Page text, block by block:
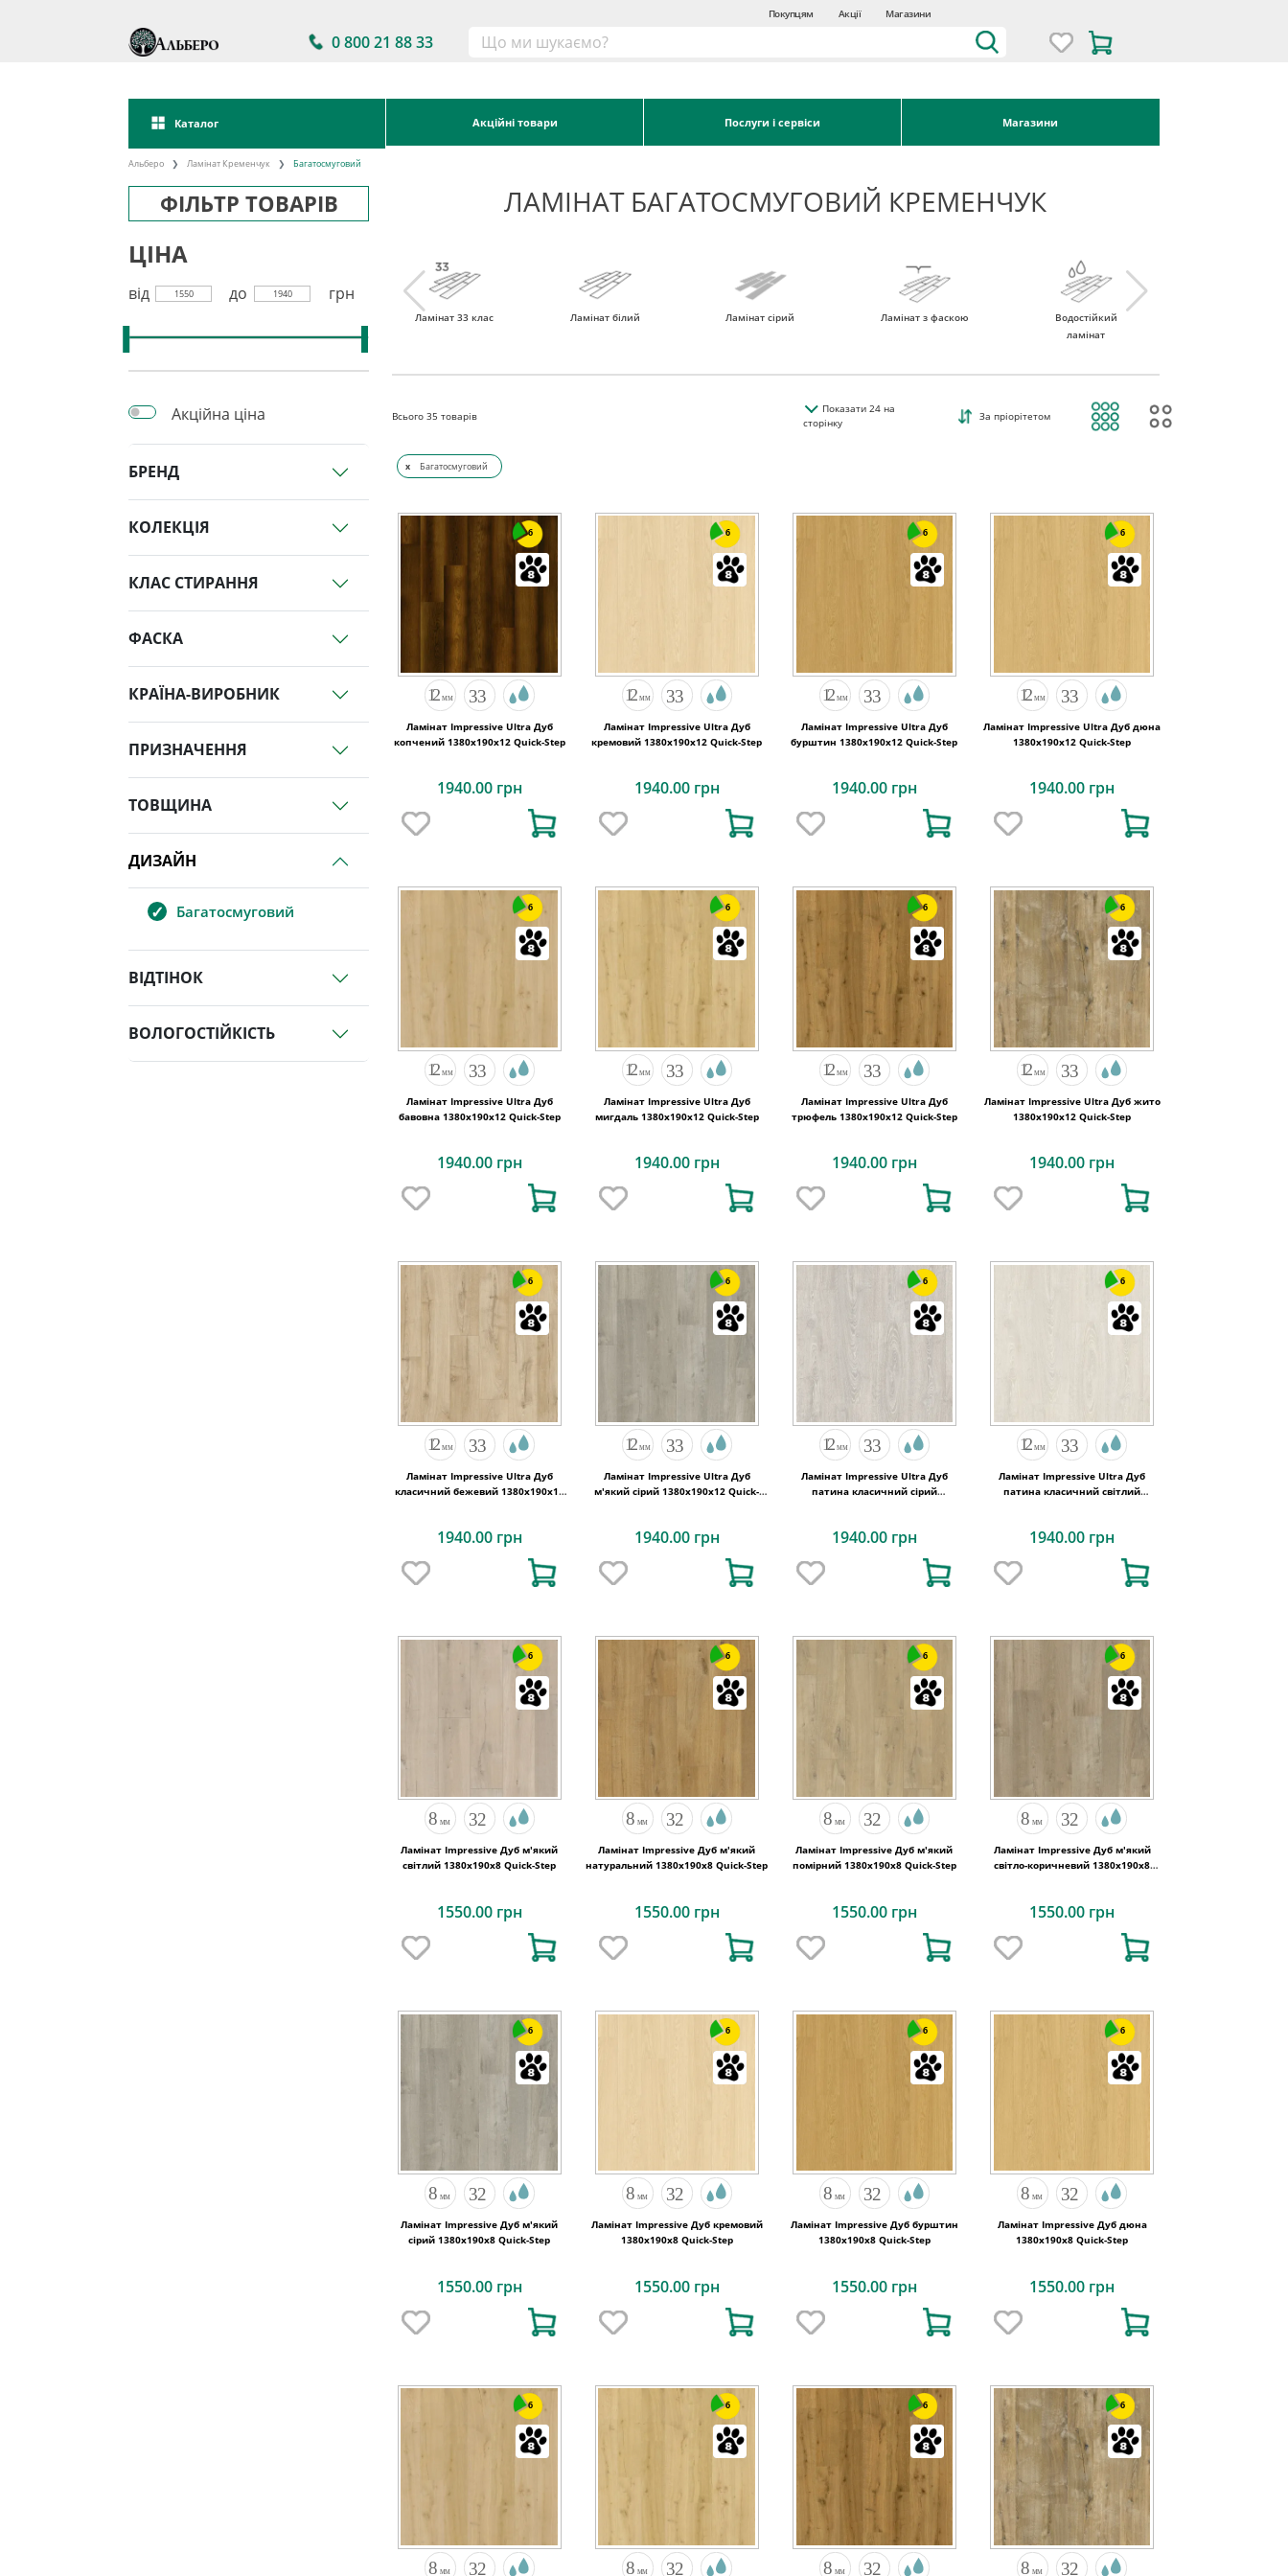
Покупцям Акції Магазини
0 800 21 88 33
Каталог Акційні товари Послуги і сервіси Магазини
Альберо Ламінат Кременчук Багатосмуговий
ФІЛЬТР ТОВАРІВ ЛАМІНАТ БАГАТОСМУГОВИЙ КРЕМЕНЧУК
ЦІНА
від 1550 до 1940 грн
Акційна ціна
БРЕНД
КОЛЕКЦІЯ
КЛАС СТИРАННЯ
ФАСКА
КРАЇНА-ВИРОБНИК
ПРИЗНАЧЕННЯ
ТОВЩИНА
ДИЗАЙН
Багатосмуговий
ВІДТІНОК
ВОЛОГОСТІЙКІСТЬ
Ламінат 33 клас Ламінат білий Ламінат сірий Ламінат з фаскою
Водостійкий
ламінат
Всього35 товарів
Показати24на
сторінку
За пріорітетом
x Багатосмуговий
6
Ламінат Impressive Ultra Дуб
копчений 1380х190x12 Quick-Step
1940.00 грн
6
Ламінат Impressive Ultra Дуб
кремовий 1380х190x12 Quick-Step
1940.00 грн
6
Ламінат Impressive Ultra Дуб
бурштин 1380х190x12 Quick-Step
1940.00 грн
6
Ламінат Impressive Ultra Дуб дюна
1380х190x12 Quick-Step
1940.00 грн
6
Ламінат Impressive Ultra Дуб
бавовна 1380х190x12 Quick-Step
1940.00 грн
6
Ламінат Impressive Ultra Дуб
мигдаль 1380х190x12 Quick-Step
1940.00 грн
6
Ламінат Impressive Ultra Дуб
трюфель 1380х190x12 Quick-Step
1940.00 грн
6
Ламінат Impressive Ultra Дуб жито
1380х190x12 Quick-Step
1940.00 грн
6
Ламінат Impressive Ultra Дуб
класичний бежевий 1380х190x12
1940.00 грн
6
Ламінат Impressive Ultra Дуб
м'який сірий 1380х190x12 Quick-
1940.00 грн
6
Ламінат Impressive Ultra Дуб
патина класичний сірий
1940.00 грн
6
Ламінат Impressive Ultra Дуб
патина класичний світлий
1940.00 грн
6
Ламінат Impressive Дуб м'який
світлий 1380х190x8 Quick-Step
1550.00 грн
6
Ламінат Impressive Дуб м'який
натуральний 1380х190x8 Quick-Step
1550.00 грн
6
Ламінат Impressive Дуб м'який
помірний 1380х190x8 Quick-Step
1550.00 грн
6
Ламінат Impressive Дуб м'який
світло-коричневий 1380х190x8
1550.00 грн
6
Ламінат Impressive Дуб м'який
сірий 1380х190x8 Quick-Step
1550.00 грн
6
Ламінат Impressive Дуб кремовий
1380х190x8 Quick-Step
1550.00 грн
6
Ламінат Impressive Дуб бурштин
1380х190x8 Quick-Step
1550.00 грн
6
Ламінат Impressive Дуб дюна
1380х190x8 Quick-Step
1550.00 грн
6 6 6 6